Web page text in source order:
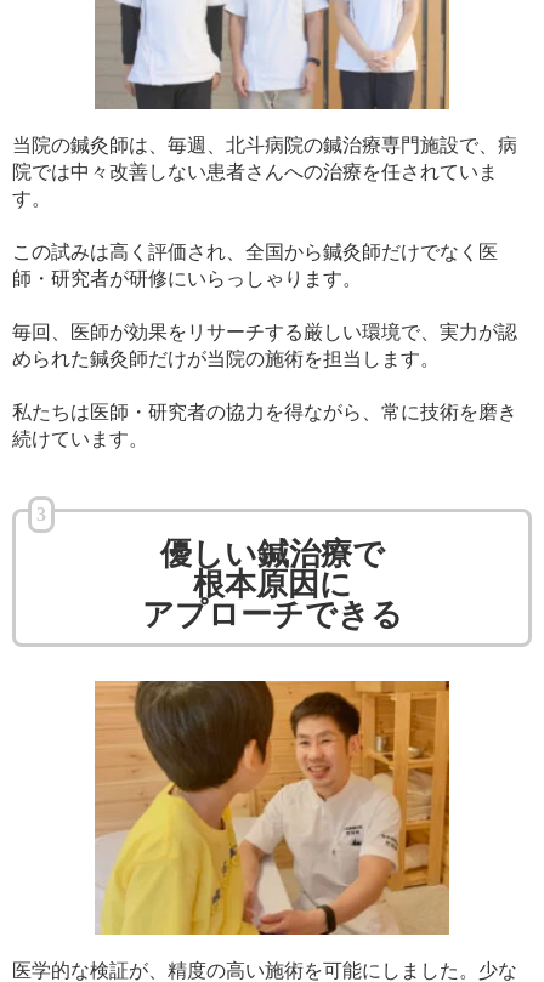
当院の鍼灸師は、毎週、北斗病院の鍼治療専門施設で、病
院では中々改善しない患者さんへの治療を任されていま
す。
この試みは高く評価され、全国から鍼灸師だけでなく医
師・研究者が研修にいらっしゃります。
毎回、医師が効果をリサーチする厳しい環境で、実力が認
められた鍼灸師だけが当院の施術を担当します。
私たちは医師・研究者の協力を得ながら、常に技術を磨き
続けています。
3
優しい鍼治療で
根本原因に
アプローチできる
医学的な検証が、精度の高い施術を可能にしました。少な